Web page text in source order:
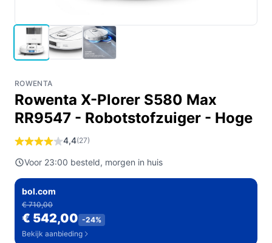
ROWENTA
Rowenta X-Plorer S580 Max
RR9547 - Robotstofzuiger - Hoge
4,4(27)
Voor 23:00 besteld, morgen in huis
bol.com
€ 710,00
€ 542,00 -24%
Bekijk aanbieding